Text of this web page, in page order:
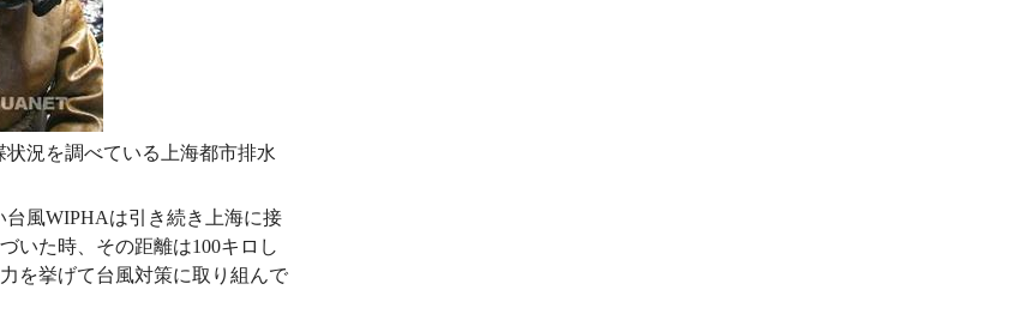
況を調べている上海都市排水
風WIPHAは引き続き上海に接
いた時、その距離は100キロし
を挙げて台風対策に取り組んで